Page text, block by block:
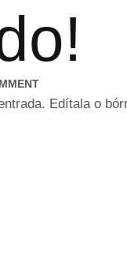
Edítala o